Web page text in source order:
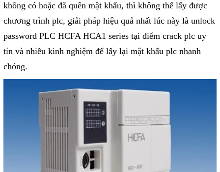
không có hoặc đã quên mật khẩu, thì không thể lấy được
chương trình plc, giải pháp hiệu quả nhất lúc này là unlock
password PLC HCFA HCA1 series tại điểm crack plc uy
tín và nhiều kinh nghiệm để lấy lại mật khẩu plc nhanh
chóng.
độ ẩm
PLC - Bộ lập trình PLC
Biến tần
Máy tính công nghiệp
Motor Servo / Driver Servo
Cáp lập trình PLC - HMI -